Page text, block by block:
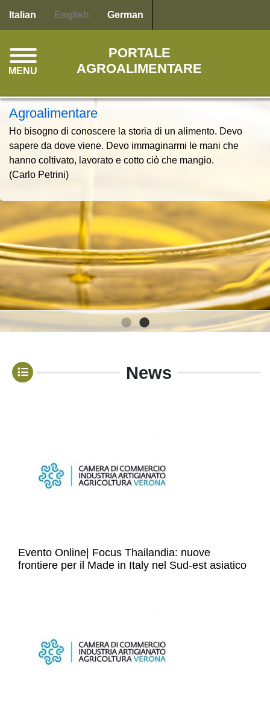
content
Italian English German
PORTALE
AGROALIMENTARE
MENU
Agroalimentare
Ho bisogno di conoscere la storia di un alimento. Devo
sapere da dove viene. Devo immaginarmi le mani che
hanno coltivato, lavorato e cotto ciò che mangio.
(Carlo Petrini)
1 2
News
Evento Online| Focus Thailandia: nuove
frontiere per il Made in Italy nel Sud-est asiatico